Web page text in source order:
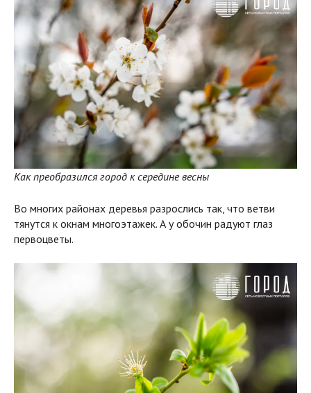
Как преобразился город к середине весны
Во многих районах деревья разрослись так, что ветви
тянутся к окнам многоэтажек. А у обочин радуют глаз
первоцветы.